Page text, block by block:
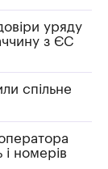
уряду
з ЄС
спільне
і номерів